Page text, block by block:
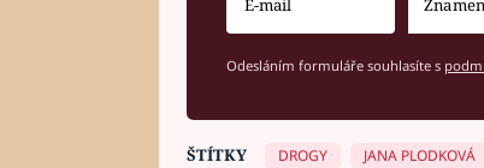
Odesláním formuláře souhlasíte s
ŠTÍTKY DROGY JANA PLODKOVÁ